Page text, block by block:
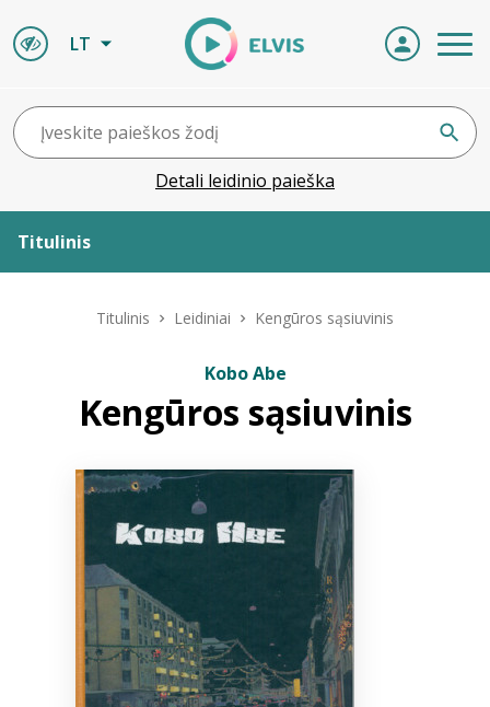
LT
Detali leidinio paieška
Titulinis
ELVIS atvyksta
Naujienos
Bibliotekoms
+370 667 80 541
Titulinis Leidiniai Kengūros sąsiuvinis
Kobo Abe
Kengūros sąsiuvinis